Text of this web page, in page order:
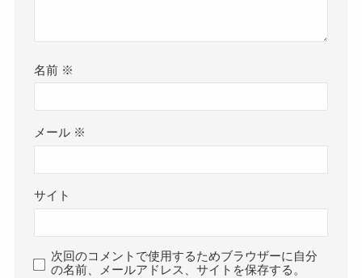
名前 ※
メール ※
サイト
次回のコメントで使用するためブラウザーに自分
の名前、メールアドレス、サイトを保存する。